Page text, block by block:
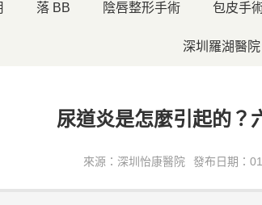
落 BB 陰唇整形手術 包皮手
深圳羅湖醫院
尿道炎是怎麼引起的？
來源：深圳怡康醫院 發布日期：